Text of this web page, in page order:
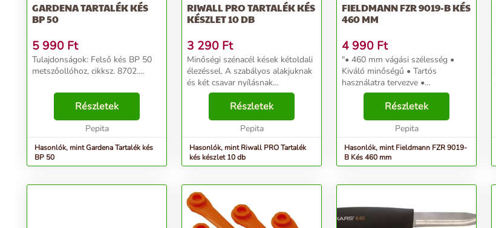
GARDENA TARTALÉK KÉS
BP 50
5 990 Ft
Tulajdonságok: Felső kés BP 50
metszőollóhoz, cikksz. 8702....
Részletek
Pepita
Hasonlók, mint Gardena Tartalék kés
BP 50
RIWALL PRO TARTALÉK KÉS
KÉSZLET 10 DB
3 290 Ft
Minőségi szénacél kések kétoldali
élezéssel. A szabályos alakjuknak
és két csavar nyílásnak
köszönhetően, minden penge
tompulásánál elkezdheti
felcserélni a három maradék
élesebb pengével. A szoká...
Részletek
Pepita
Hasonlók, mint Riwall PRO Tartalék
kés készlet 10 db
FIELDMANN FZR 9019-B KÉS
460 MM
4 990 Ft
"• 460 mm vágási szélesség •
Kiváló minőségű • Tartós
használatra tervezve •
Kompatibilis a következő
Fieldmann készülékekkel: FZR
4611-B, FZR 4616-B, FZR 4616-
BES, FZR 4618-BV, FZR 4625-BV,
Részletek
Pepita
Hasonlók, mint Fieldmann FZR 9019-
B Kés 460 mm